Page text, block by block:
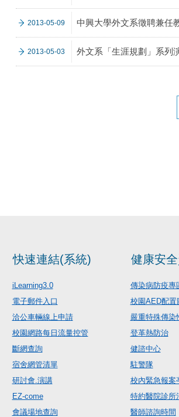
2013-05-09 中興大學外文系徵聘兼任
2013-05-03 外文系「生涯規劃」系列
快速連結(系統)
iLearning3.0
電子郵件入口
洽公車輛線上申請
校園網路每日流量控管
斷網查詢
宿舍網管清單
研討會.演講
EZ-come
會議場地查詢
健康安
傳染病防疫專
校園AED配置
嚴重特殊傳染
登革熱防治
健諮中心
駐警隊
校內緊急報案
特約醫院診所
醫師諮詢時間